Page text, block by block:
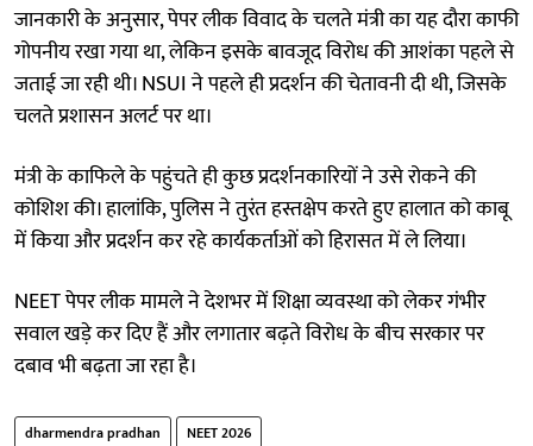
जानकारी के अनुसार, पेपर लीक विवाद के चलते मंत्री का यह दौरा काफी
गोपनीय रखा गया था, लेकिन इसके बावजूद विरोध की आशंका पहले से
जताई जा रही थी। NSUI ने पहले ही प्रदर्शन की चेतावनी दी थी, जिसके
चलते प्रशासन अलर्ट पर था।
मंत्री के काफिले के पहुंचते ही कुछ प्रदर्शनकारियों ने उसे रोकने की
कोशिश की। हालांकि, पुलिस ने तुरंत हस्तक्षेप करते हुए हालात को काबू
में किया और प्रदर्शन कर रहे कार्यकर्ताओं को हिरासत में ले लिया।
NEET पेपर लीक मामले ने देशभर में शिक्षा व्यवस्था को लेकर गंभीर
सवाल खड़े कर दिए हैं और लगातार बढ़ते विरोध के बीच सरकार पर
दबाव भी बढ़ता जा रहा है।
dharmendra pradhan NEET 2026